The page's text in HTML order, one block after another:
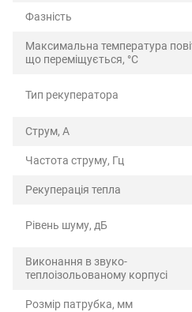
Фазність
Максимальна температура
що переміщується, °C
Тип рекуператора
Струм, А
Частота струму, Гц
Рекуперація тепла
Рівень шуму, дБ
Виконання в звуко-
теплоізольованому корпусі
Розмір патрубка, мм